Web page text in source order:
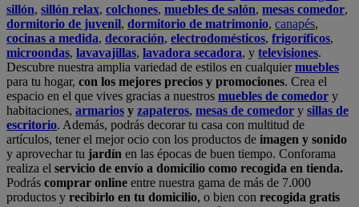
sillón, sillón relax, colchones, muebles de salón, mesas comedor,
dormitorio de juvenil, dormitorio de matrimonio, canapés,
cocinas a medida, decoración, electrodomésticos, frigoríficos,
microondas, lavavajillas, lavadora secadora, y televisiones.
Descubre nuestra amplia variedad de estilos en cualquiermuebles
para tu hogar, con los mejores precios y promociones. Crea el
espacio en el que vives gracias a nuestros muebles de comedor y
habitaciones, armarios y zapateros, mesas de comedor y sillas de
escritorio. Además, podrás decorar tu casa con multitud de
artículos, tener el mejor ocio con los productos de imagen y sonido
y aprovechar tu jardín en las épocas de buen tiempo. Conforama
realiza el servicio de envío a domicilio como recogida en tienda.
Podrás comprar online entre nuestra gama de más de 7.000
productos y recibirlo en tu domicilio, o bien con recogida gratis